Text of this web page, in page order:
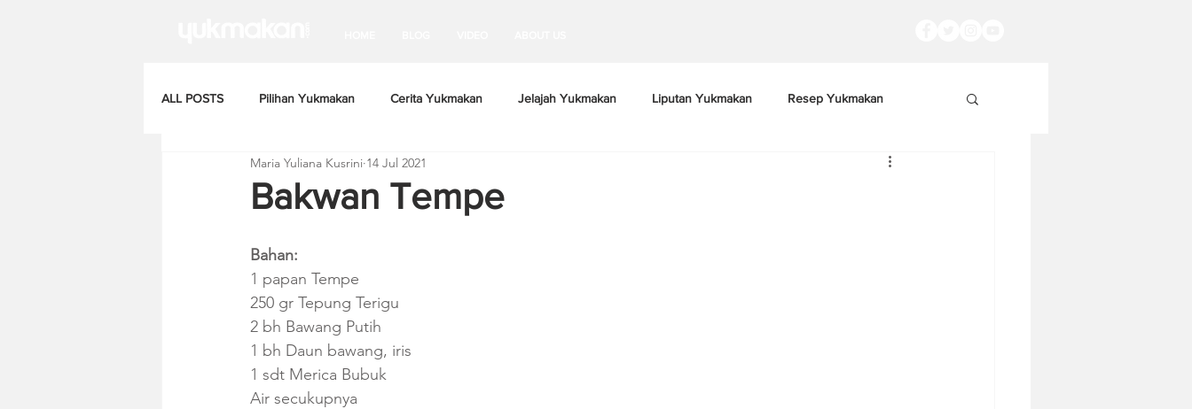
ALL POSTS Pilihan Yukmakan Cerita Yukmakan Jelajah Yukmakan Liputan Yukmakan Resep Yukmakan
Bakwan Tempe
Maria Yuliana Kusrini 14 Jul 2021
Bahan:
1 papan Tempe
250 gr Tepung Terigu
2 bh Bawang Putih
1 bh Daun bawang, iris
1 sdt Merica Bubuk
Air secukupnya